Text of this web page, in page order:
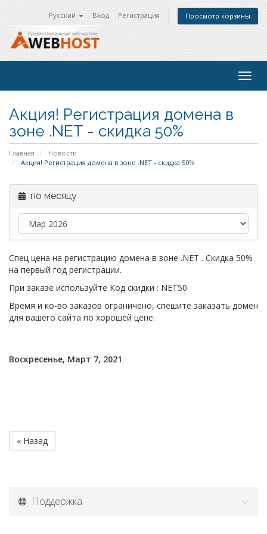
Русский Вход Регистрация Просмотр корзины
Акция! Регистрация домена в
зоне .NET - скидка 50%
Главная
Новости
Акция! Регистрация домена в зоне .NET - скидка 50%
по месяцу
Спец цена на регистрацию домена в зоне .NET . Скидка 50%
на первый год регистрации.
При заказе используйте Код скидки : NET50
Время и ко-во заказов ограничено, спешите заказать домен
для вашего сайта по хорошей цене.
Воскресенье, Март 7, 2021
« Назад
Поддержка